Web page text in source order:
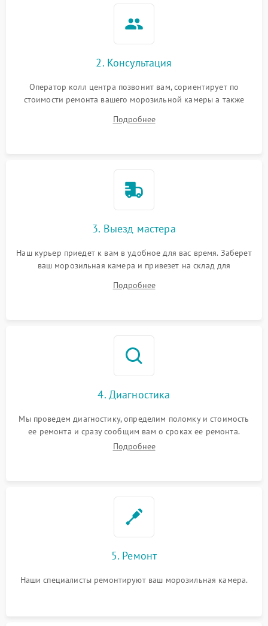
2. Консультация
Оператор колл центра позвонит вам, сориентирует по
стоимости ремонта вашего морозильной камеры а также
Подробнее
3. Выезд мастера
Наш курьер приедет к вам в удобное для вас время. Заберет
ваш морозильная камера и привезет на склад для
Подробнее
4. Диагностика
Мы проведем диагностику, определим поломку и стоимость
ее ремонта и сразу сообщим вам о сроках ее ремонта.
Подробнее
5. Ремонт
Наши специалисты ремонтируют ваш морозильная камера.